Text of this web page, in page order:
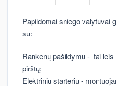
Papildomai sniego valytuvai
su:
Rankenų pašildymu - tai leis
pirštų;
Elektriniu starteriu -